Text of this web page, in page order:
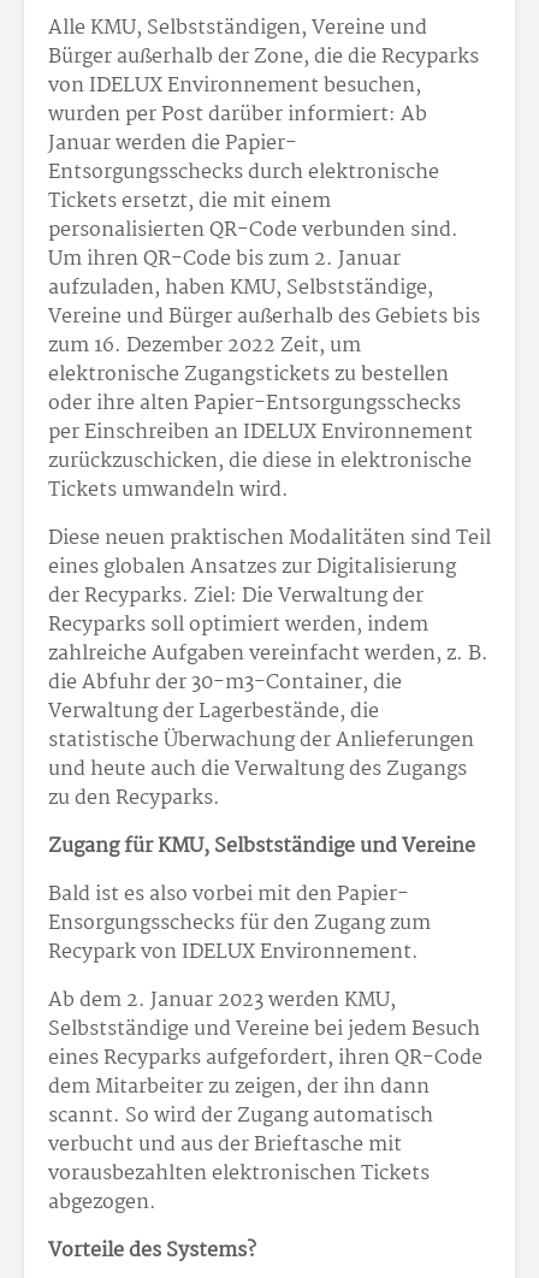
Alle KMU, Selbstständigen, Vereine und
Bürger außerhalb der Zone, die die Recyparks
von IDELUX Environnement besuchen,
wurden per Post darüber informiert: Ab
Januar werden die Papier-
Entsorgungsschecks durch elektronische
Tickets ersetzt, die mit einem
personalisierten QR-Code verbunden sind.
Um ihren QR-Code bis zum 2. Januar
aufzuladen, haben KMU, Selbstständige,
Vereine und Bürger außerhalb des Gebiets bis
zum 16. Dezember 2022 Zeit, um
elektronische Zugangstickets zu bestellen
oder ihre alten Papier-Entsorgungsschecks
per Einschreiben an IDELUX Environnement
zurückzuschicken, die diese in elektronische
Tickets umwandeln wird.
Diese neuen praktischen Modalitäten sind Teil
eines globalen Ansatzes zur Digitalisierung
der Recyparks. Ziel: Die Verwaltung der
Recyparks soll optimiert werden, indem
zahlreiche Aufgaben vereinfacht werden, z. B.
die Abfuhr der 30-m3-Container, die
Verwaltung der Lagerbestände, die
statistische Überwachung der Anlieferungen
und heute auch die Verwaltung des Zugangs
zu den Recyparks.
Zugang für KMU, Selbstständige und Vereine
Bald ist es also vorbei mit den Papier-
Ensorgungsschecks für den Zugang zum
Recypark von IDELUX Environnement.
Ab dem 2. Januar 2023 werden KMU,
Selbstständige und Vereine bei jedem Besuch
eines Recyparks aufgefordert, ihren QR-Code
dem Mitarbeiter zu zeigen, der ihn dann
scannt. So wird der Zugang automatisch
verbucht und aus der Brieftasche mit
vorausbezahlten elektronischen Tickets
abgezogen.
Vorteile des Systems?